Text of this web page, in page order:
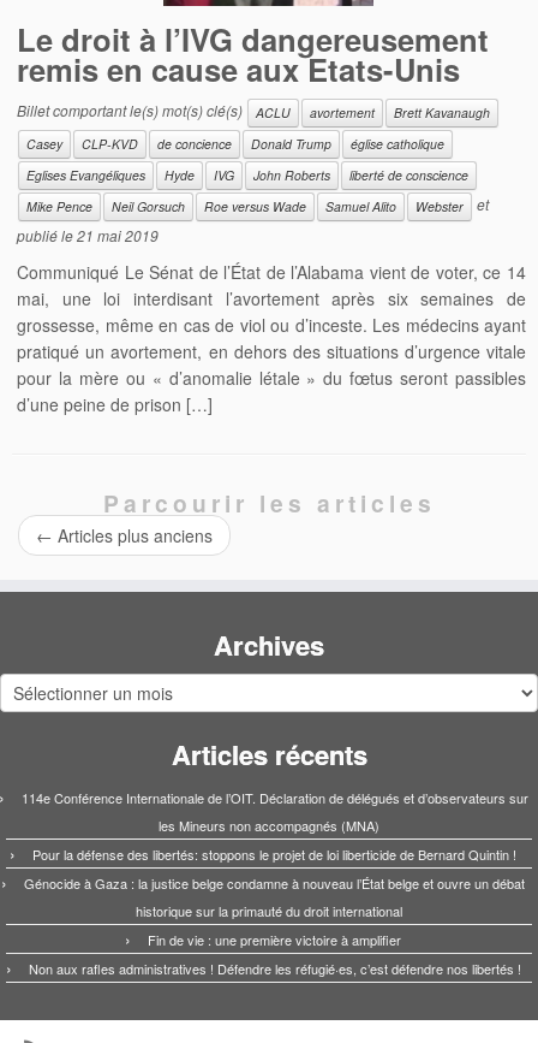
Le droit à l’IVG dangereusement
remis en cause aux Etats-Unis
Billet comportant le(s) mot(s) clé(s) ACLU avortement
Brett Kavanaugh
Casey
CLP-KVD de concience Donald Trump
église catholique
Eglises Evangéliques
Hyde IVG John Roberts
liberté de conscience
Mike Pence
Neil Gorsuch Roe versus Wade Samuel Alito Webster
et
publié le21 mai 2019
Communiqué Le Sénat de l’État de l’Alabama vient de voter, ce 14
mai, une loi interdisant l’avortement après six semaines de
grossesse, même en cas de viol ou d’inceste. Les médecins ayant
pratiqué un avortement, en dehors des situations d’urgence vitale
pour la mère ou « d’anomalie létale » du fœtus seront passibles
d’une peine de prison […]
Parcourir les articles
← Articles plus anciens
Archives
Archives
Articles récents
114e Conférence Internationale de l’OIT. Déclaration de délégués et d’observateurs sur
les Mineurs non accompagnés (MNA)
Pour la défense des libertés: stoppons le projet de loi liberticide de Bernard Quintin !
Génocide à Gaza : la justice belge condamne à nouveau l’État belge et ouvre un débat
historique sur la primauté du droit international
Fin de vie : une première victoire à amplifier
Non aux rafles administratives ! Défendre les réfugié·es, c’est défendre nos libertés !